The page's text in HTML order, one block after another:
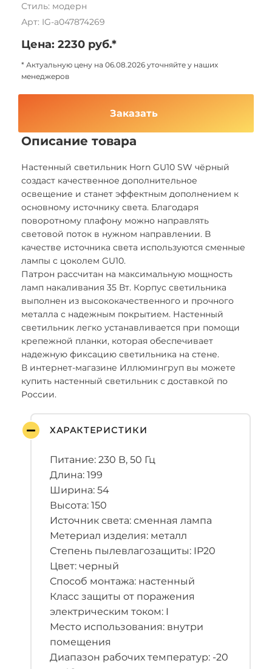
Стиль: модерн
Арт: IG-a047874269
Цена: 2230 руб.*
* Актуальную цену на 06.08.2026 уточняйте у наших
менеджеров
Заказать
Описание товара
Настенный светильник Horn GU10 SW чёрный
создаст качественное дополнительное
освещение и станет эффектным дополнением к
основному источнику света. Благодаря
поворотному плафону можно направлять
световой поток в нужном направлении. В
качестве источника света используются сменные
лампы с цоколем GU10.
Патрон рассчитан на максимальную мощность
ламп накаливания 35 Вт. Корпус светильника
выполнен из высококачественного и прочного
металла с надежным покрытием. Настенный
светильник легко устанавливается при помощи
крепежной планки, которая обеспечивает
надежную фиксацию светильника на стене.
В интернет-магазине Иллюмингруп вы можете
купить настенный светильник с доставкой по
России.
ХАРАКТЕРИСТИКИ
Питание: 230 В, 50 Гц
Длина: 199
Ширина: 54
Высота: 150
Источник света: сменная лампа
Метериал изделия: металл
Степень пылевлагозащиты: IP20
Цвет: черный
Способ монтажа: настенный
Класс защиты от поражения
электрическим током: I
Место использования: внутри
помещения
Диапазон рабочих температур: -20